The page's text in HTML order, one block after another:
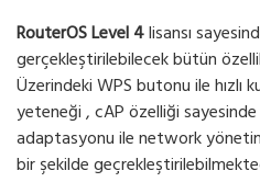
RouterOS Level 4lisansı
gerçekleştirilebilecek bütün
Üzerindeki WPS butonu ile hızlı
yeteneği , cAP özelliği sayesinde
adaptasyonu ile network
bir şekilde